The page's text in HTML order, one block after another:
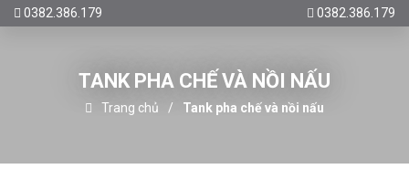
0382.386.179 0382.386.179
TANK PHA CHẾ VÀ NỒI NẤU
Trang chủ Tank pha chế và nồi nấu